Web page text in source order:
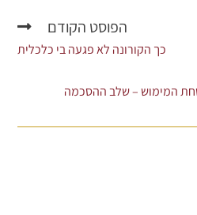
הפוסט הקודם
כך הקורונה לא פגעה בי כלכלית
המימוש – שלב ההסכמה